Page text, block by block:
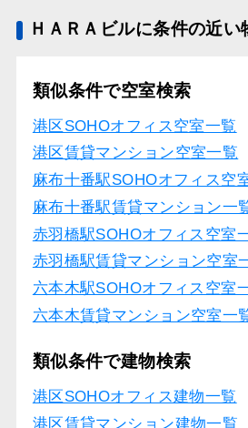
ＨＡＲＡビルに条件の近い
類似条件で空室検索
港区SOHOオフィス空室一覧
港区賃貸マンション空室一覧
麻布十番駅SOHOオフィス空
麻布十番駅賃貸マンション一
赤羽橋駅SOHOオフィス空室
赤羽橋駅賃貸マンション空室
六本木駅SOHOオフィス空室
六本木賃貸マンション空室一
類似条件で建物検索
港区SOHOオフィス建物一覧
港区賃貸マンション建物一覧